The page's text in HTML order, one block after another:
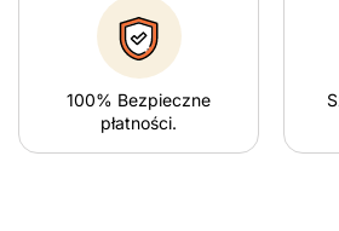
100% Bezpieczne
płatności.